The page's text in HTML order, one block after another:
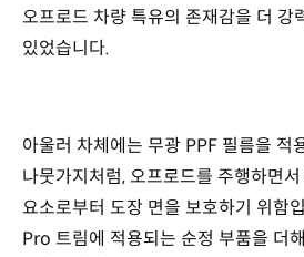
오프로드 차량 특유의 존재감을 더 강
있었습니다.
아울러 차체에는 무광 PPF 필름을 적
나뭇가지처럼, 오프로드를 주행하면
요소로부터 도장 면을 보호하기 위함
Pro 트림에 적용되는 순정 부품을 더